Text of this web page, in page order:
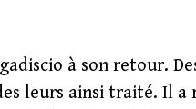
à son retour.
leurs ainsi traité. Il a